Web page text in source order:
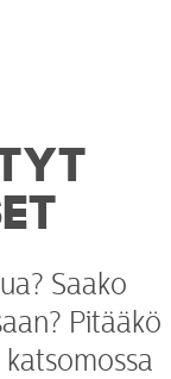
Saako
Pitääkö